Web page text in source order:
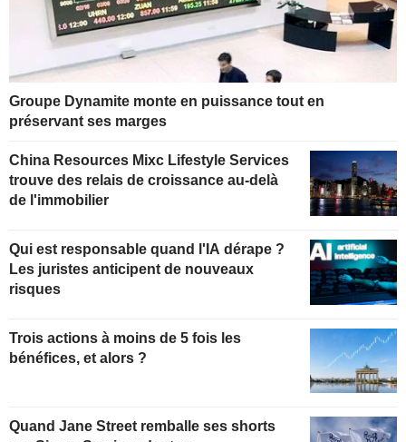
Groupe Dynamite monte en puissance tout en
préservant ses marges
China Resources Mixc Lifestyle Services
trouve des relais de croissance au-delà
de l'immobilier
Qui est responsable quand l'IA dérape ?
Les juristes anticipent de nouveaux
risques
Trois actions à moins de 5 fois les
bénéfices, et alors ?
Quand Jane Street remballe ses shorts